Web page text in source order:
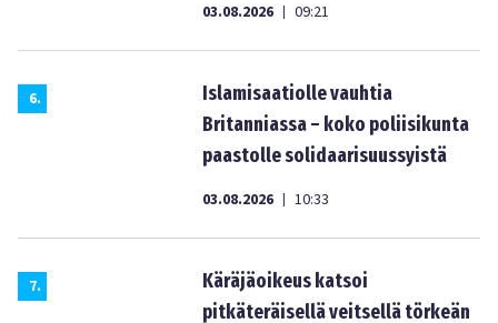
03.08.2026 | 09:21
6.
Islamisaatiolle vauhtia
Britanniassa – koko poliisikunta
paastolle solidaarisuussyistä
03.08.2026 | 10:33
7.
Käräjäoikeus katsoi
pitkäteräisellä veitsellä törkeän